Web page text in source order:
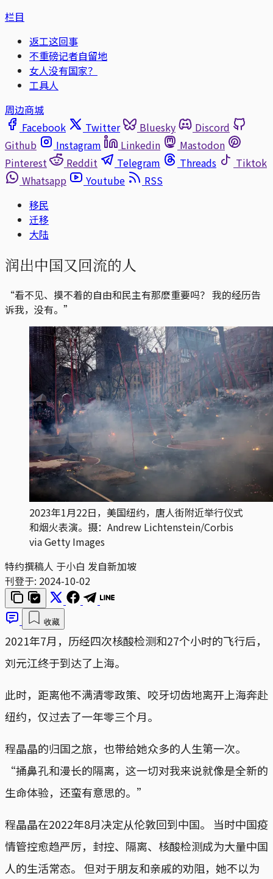
栏目
返工这回事
不重磅记者自留地
女人没有国家？
工具人
周边商城
Facebook
Twitter Bluesky
Discord
Github
Instagram Linkedin
Mastodon
Pinterest
Reddit Telegram Threads
Tiktok
Whatsapp
Youtube
RSS
移民
迁移
大陆
润出中国又回流的人
“看不见、摸不着的自由和民主有那麽重要吗？ 我的经历告
诉我，没有。”
2023年1月22日，美国纽约，唐人街附近举行仪式
和烟火表演。摄：Andrew Lichtenstein/Corbis
via Getty Images
特约撰稿人 于小白 发自新加坡
刊登于: 2024-10-02
收藏
2021年7月，历经四次核酸检测和27个小时的飞行后，
刘元江终于到达了上海。
此时，距离他不满清零政策、咬牙切齿地离开上海奔赴
纽约，仅过去了一年零三个月。
程晶晶的归国之旅，也带给她众多的人生第一次。
“捅鼻孔和漫长的隔离，这一切对我来说就像是全新的
生命体验，还蛮有意思的。”
程晶晶在2022年8月决定从伦敦回到中国。 当时中国疫
情管控愈趋严厉，封控、隔离、核酸检测成为大量中国
人的生活常态。 但对于朋友和亲戚的劝阻，她不以为